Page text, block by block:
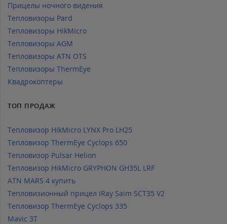
Прицелы ночного видения
Тепловизоры Pard
Тепловизоры HikMicro
Тепловизоры AGM
Тепловизоры ATN OTS
Тепловизоры ThermEye
Квадрокоптеры
ТОП ПРОДАЖ
Тепловизор HikMicro LYNX Pro LH25
Тепловизор ThermEye Cyclops 650
Тепловизор Pulsar Helion
Тепловизор HikMicro GRYPHON GH35L LRF
ATN MARS 4 купить
Тепловизионный прицел iRay Saim SCT35 V2
Тепловизор ThermEye Cyclops 335
Mavic 3T